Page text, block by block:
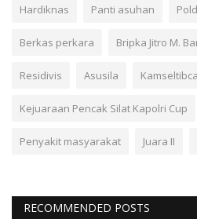
Hardiknas Panti asuhan
Berkas perkara Bripka Jitro M.
Residivis Asusila
Kejuaraan Pencak Silat Kapolri Cup
Penyakit masyarakat Juara II
RECOMMENDED POSTS